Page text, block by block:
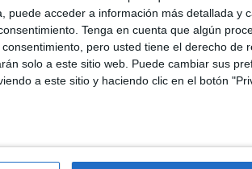
puede acceder a información más detallada y
Tenga en cuenta que algún
pero usted tiene el derecho de
solo a este sitio web. Puede cambiar sus
a este sitio y haciendo clic en el botón
de consultoría y agencia.
CEOE, JAC Motors, Alcampo,
Medalla de Bronce WIN 2024 y
hay un hueco real en el
“Las marcas necesitan que su
contenido audiovisual tenga una
aquí”.